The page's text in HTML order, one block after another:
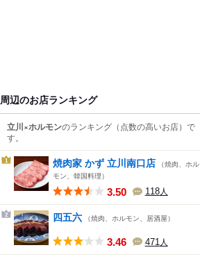
周辺のお店ランキング
立川×ホルモンのランキング （点数の高いお店） で
す。
1 焼肉家 かず 立川南口店 （焼肉、ホル
モン、韓国料理）
3.50 118人
2 四五六 （焼肉、ホルモン、居酒屋）
3.46 471 人